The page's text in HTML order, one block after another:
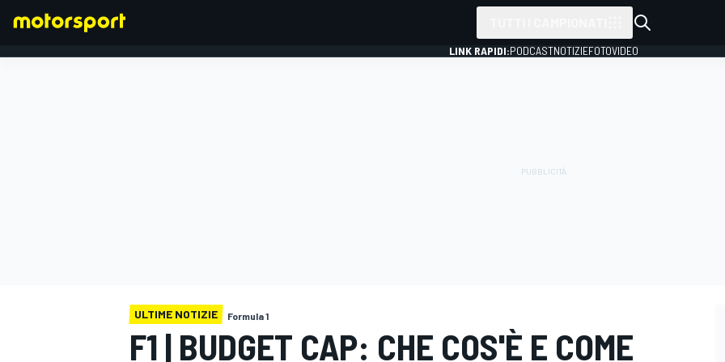
LINK RAPIDI:PODCASTNOTIZIEFOTOVIDEO
ULTIME NOTIZIE Formula 1
F1 | BUDGET CAP: CHE COS'È E COME